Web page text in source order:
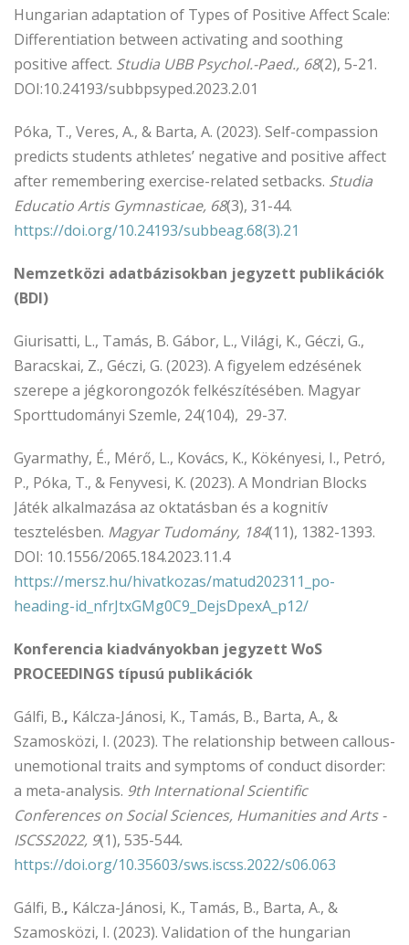
Hungarian adaptation of Types of Positive Affect Scale:
Differentiation between activating and soothing
positive affect. Studia UBB Psychol.-Paed., 68(2), 5-21.
DOI:10.24193/subbpsyped.2023.2.01
Póka, T., Veres, A., & Barta, A. (2023). Self-compassion
predicts students athletes’ negative and positive affect
after remembering exercise-related setbacks. Studia
Educatio Artis Gymnasticae, 68(3), 31-44.
https://doi.org/10.24193/subbeag.68(3).21
Nemzetközi adatbázisokban jegyzett publikációk
(BDI)
Giurisatti, L., Tamás, B. Gábor, L., Világi, K., Géczi, G.,
Baracskai, Z., Géczi, G. (2023). A figyelem edzésének
szerepe a jégkorongozók felkészítésében. Magyar
Sporttudományi Szemle, 24(104), 29-37.
Gyarmathy, É., Mérő, L., Kovács, K., Kökényesi, I., Petró,
P., Póka, T., & Fenyvesi, K. (2023). A Mondrian Blocks
Játék alkalmazása az oktatásban és a kognitív
tesztelésben. Magyar Tudomány, 184(11), 1382-1393.
DOI: 10.1556/2065.184.2023.11.4
https://mersz.hu/hivatkozas/matud202311_po-
heading-id_nfrJtxGMg0C9_DejsDpexA_p12/
Konferencia kiadványokban jegyzett WoS
PROCEEDINGS típusú publikációk
Gálfi, B., Kálcza-Jánosi, K., Tamás, B., Barta, A., &
Szamosközi, I. (2023). The relationship between callous-
unemotional traits and symptoms of conduct disorder:
a meta-analysis. 9th International Scientific
Conferences on Social Sciences, Humanities and Arts -
ISCSS2022, 9(1), 535-544.
https://doi.org/10.35603/sws.iscss.2022/s06.063
Gálfi, B., Kálcza-Jánosi, K., Tamás, B., Barta, A., &
Szamosközi, I. (2023). Validation of the hungarian